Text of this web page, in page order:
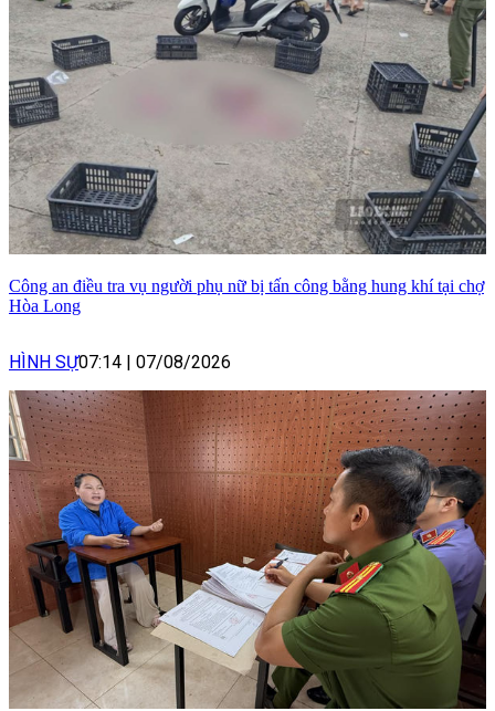
Công an điều tra vụ người phụ nữ bị tấn công bằng hung khí tại chợ
Hòa Long
HÌNH SỰ07:14 07/08/2026